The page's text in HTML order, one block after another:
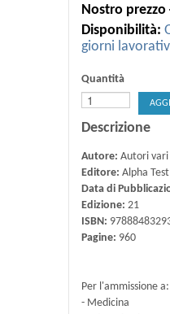
Nostro prezzo
Disponibilità:
giorni
Quantità
Descrizione
Autore: Autori vari
Editore: Alpha Test
Data di
Edizione: 21
ISBN:
Pagine: 960
Per l'ammissione a:
- Medicina